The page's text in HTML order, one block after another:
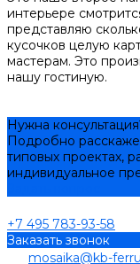
интерьере
представляю
кусочков целую
мастерам. Это
нашу гостиную.
Нужна
Подробно
типовых проектах,
индивидуальное
+7 495 783-93-58
Заказать звонок
mosaika@kb-